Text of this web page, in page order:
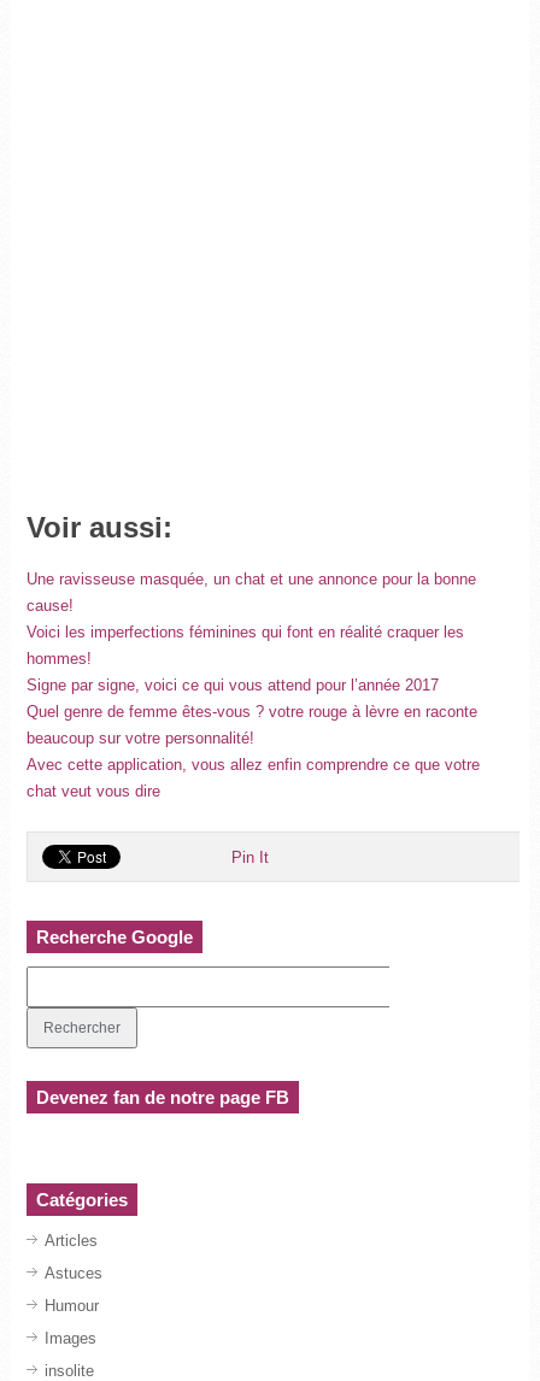
Voir aussi:
Une ravisseuse masquée, un chat et une annonce pour la bonne
cause!
Voici les imperfections féminines qui font en réalité craquer les
hommes!
Signe par signe, voici ce qui vous attend pour l’année 2017
Quel genre de femme êtes-vous ? votre rouge à lèvre en raconte
beaucoup sur votre personnalité!
Avec cette application, vous allez enfin comprendre ce que votre
chat veut vous dire
Pin It
Recherche Google
Devenez fan de notre page FB
Catégories
Articles
Astuces
Humour
Images
insolite